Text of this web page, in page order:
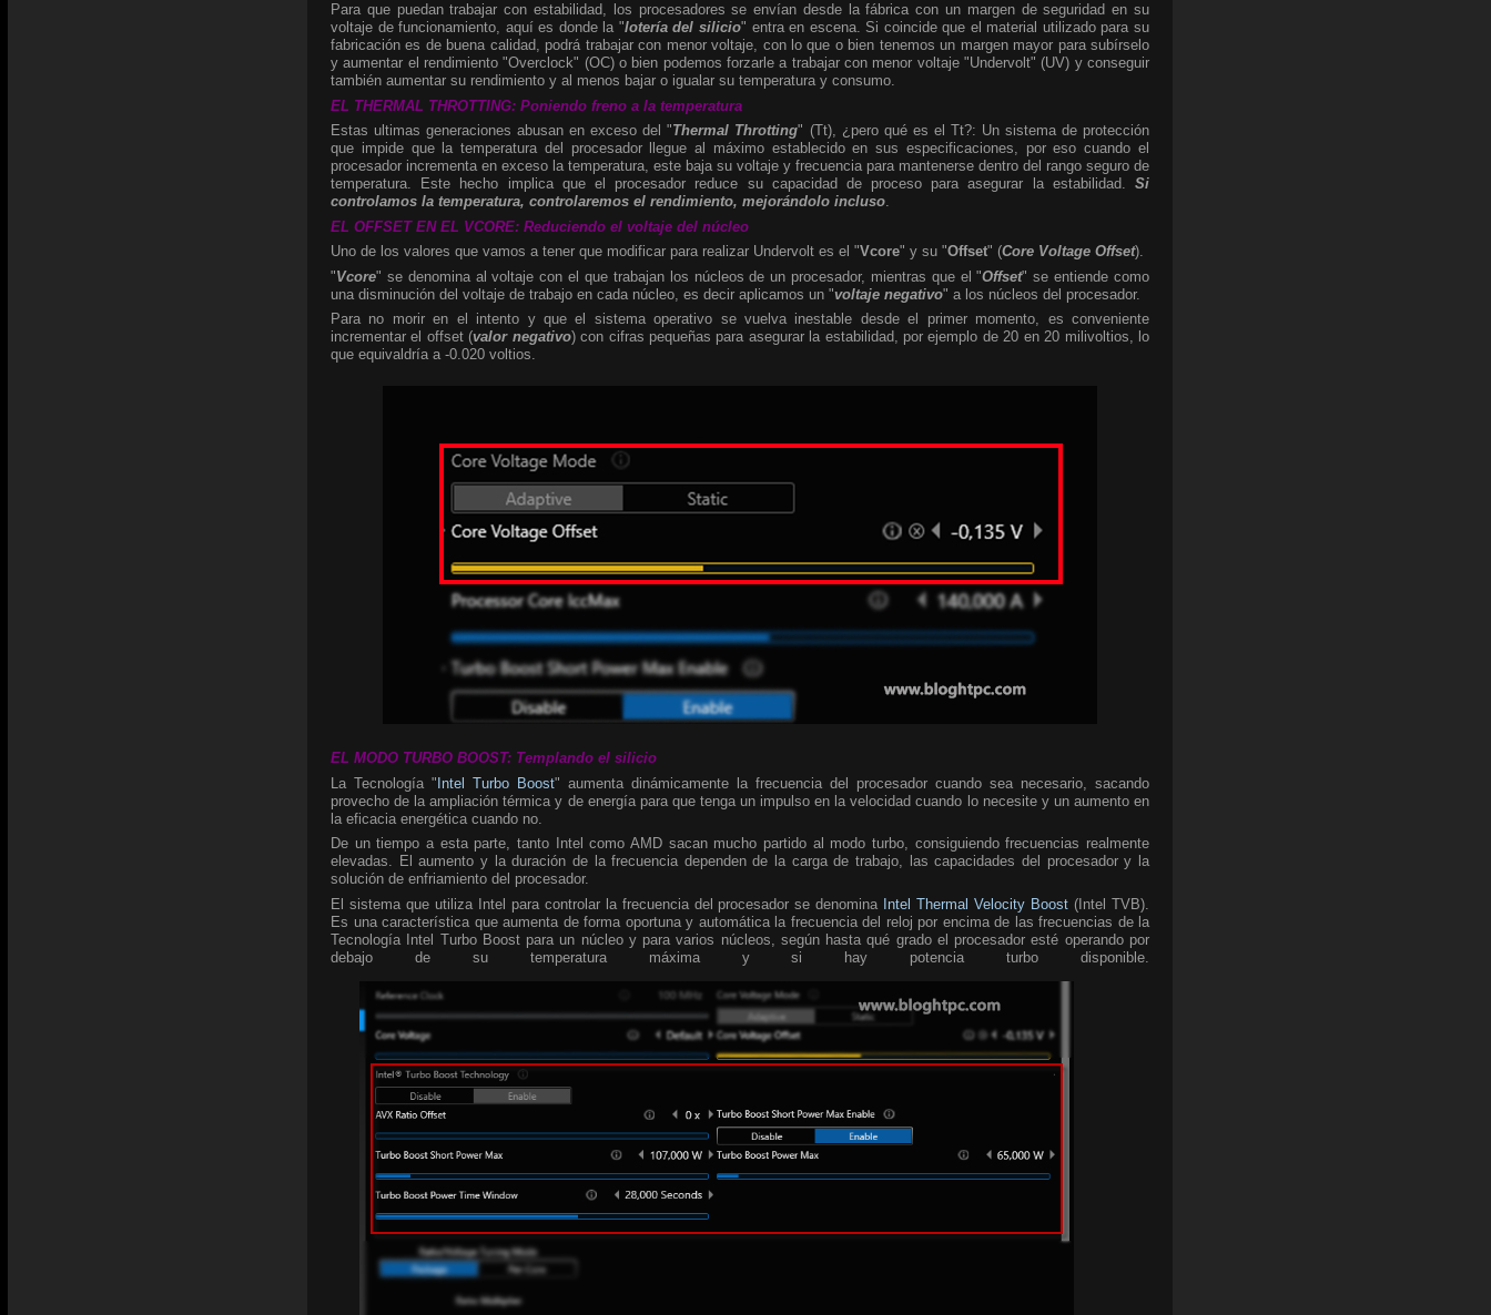
Para que puedan trabajar con estabilidad, los procesadores se envían desde la fábrica con un margen de seguridad en su
voltaje de funcionamiento, aquí es donde la "lotería del silicio" entra en escena. Si coincide que el material utilizado para su
fabricación es de buena calidad, podrá trabajar con menor voltaje, con lo que o bien tenemos un margen mayor para subírselo
y aumentar el rendimiento "Overclock" (OC) o bien podemos forzarle a trabajar con menor voltaje "Undervolt" (UV) y conseguir
también aumentar su rendimiento y al menos bajar o igualar su temperatura y consumo.
EL THERMAL THROTTING: Poniendo freno a la temperatura
Estas ultimas generaciones abusan en exceso del "Thermal Throtting" (Tt), ¿pero qué es el Tt?: Un sistema de protección
que impide que la temperatura del procesador llegue al máximo establecido en sus especificaciones, por eso cuando el
procesador incrementa en exceso la temperatura, este baja su voltaje y frecuencia para mantenerse dentro del rango seguro de
temperatura. Este hecho implica que el procesador reduce su capacidad de proceso para asegurar la estabilidad. Si
controlamos la temperatura, controlaremos el rendimiento, mejorándolo incluso.
EL OFFSET EN EL VCORE: Reduciendo el voltaje del núcleo
Uno de los valores que vamos a tener que modificar para realizar Undervolt es el "Vcore" y su "Offset" (Core Voltage Offset).
"Vcore" se denomina al voltaje con el que trabajan los núcleos de un procesador, mientras que el "Offset" se entiende como
una disminución del voltaje de trabajo en cada núcleo, es decir aplicamos un "voltaje negativo" a los núcleos del procesador.
Para no morir en el intento y que el sistema operativo se vuelva inestable desde el primer momento, es conveniente
incrementar el offset (valor negativo) con cifras pequeñas para asegurar la estabilidad, por ejemplo de 20 en 20 milivoltios, lo
que equivaldría a -0.020 voltios.
EL MODO TURBO BOOST: Templando el silicio
La Tecnología "Intel Turbo Boost" aumenta dinámicamente la frecuencia del procesador cuando sea necesario, sacando
provecho de la ampliación térmica y de energía para que tenga un impulso en la velocidad cuando lo necesite y un aumento en
la eficacia energética cuando no.
De un tiempo a esta parte, tanto Intel como AMD sacan mucho partido al modo turbo, consiguiendo frecuencias realmente
elevadas. El aumento y la duración de la frecuencia dependen de la carga de trabajo, las capacidades del procesador y la
solución de enfriamiento del procesador.
El sistema que utiliza Intel para controlar la frecuencia del procesador se denomina Intel Thermal Velocity Boost (Intel TVB).
Es una característica que aumenta de forma oportuna y automática la frecuencia del reloj por encima de las frecuencias de la
Tecnología Intel Turbo Boost para un núcleo y para varios núcleos, según hasta qué grado el procesador esté operando por
debajo de su temperatura máxima y si hay potencia turbo disponible.